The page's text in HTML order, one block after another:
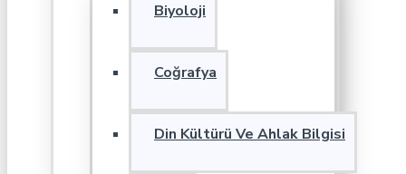
Biyoloji
Coğrafya
Din Kültürü Ve Ahlak Bilgisi